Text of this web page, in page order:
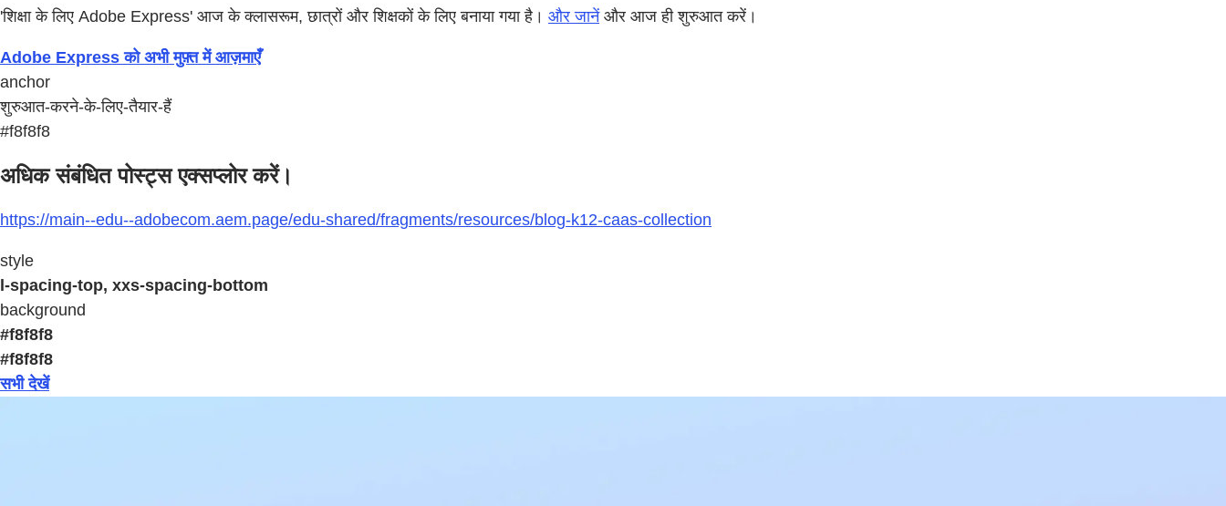
'शिक्षा के लिए Adobe Express' आज के क्लासरूम, छात्रों और शिक्षकों के लिए बनाया गया है। और जानेंऔर आज ही शुरुआत करें।
Adobe Express को अभी मुफ़्त में आज़माएँ
anchor
शुरुआत-करने-के-लिए-तैयार-हैं
#f8f8f8
अधिक संबंधित पोस्ट्स एक्सप्लोर करें।
https://main--edu--adobecom.aem.page/edu-shared/fragments/resources/blog-k12-caas-collection
style
l-spacing-top, xxs-spacing-bottom
background
#f8f8f8
#f8f8f8
सभी देखें